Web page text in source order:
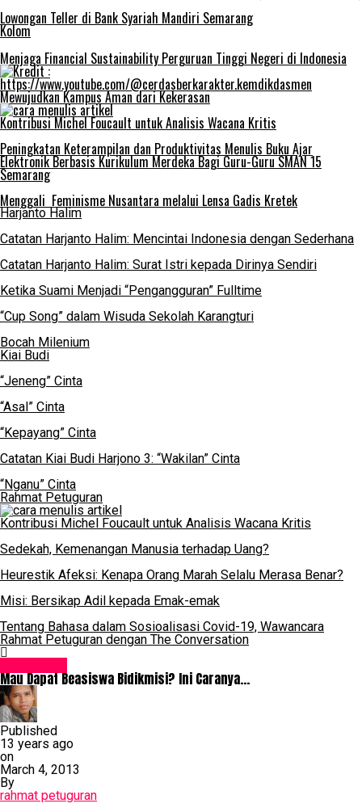
Lowongan Teller di Bank Syariah Mandiri Semarang
Kolom
Menjaga Financial Sustainability Perguruan Tinggi Negeri di Indonesia
Mewujudkan Kampus Aman dari Kekerasan
Kontribusi Michel Foucault untuk Analisis Wacana Kritis
Peningkatan Keterampilan dan Produktivitas Menulis Buku Ajar
Elektronik Berbasis Kurikulum Merdeka Bagi Guru-Guru SMAN 15
Semarang
Menggali Feminisme Nusantara melalui Lensa Gadis Kretek
Harjanto Halim
Catatan Harjanto Halim: Mencintai Indonesia dengan Sederhana
Catatan Harjanto Halim: Surat Istri kepada Dirinya Sendiri
Ketika Suami Menjadi “Pengangguran” Fulltime
“Cup Song” dalam Wisuda Sekolah Karangturi
Bocah Milenium
Kiai Budi
“Jeneng” Cinta
“Asal” Cinta
“Kepayang” Cinta
Catatan Kiai Budi Harjono 3: “Wakilan” Cinta
“Nganu” Cinta
Rahmat Petuguran
Kontribusi Michel Foucault untuk Analisis Wacana Kritis
Sedekah, Kemenangan Manusia terhadap Uang?
Heurestik Afeksi: Kenapa Orang Marah Selalu Merasa Benar?
Misi: Bersikap Adil kepada Emak-emak
Tentang Bahasa dalam Sosioalisasi Covid-19, Wawancara
Rahmat Petuguran dengan The Conversation
Mau Dapat Beasiswa Bidikmisi? Ini Caranya…
Published
13 years ago
on
March 4, 2013
By
rahmat petuguran